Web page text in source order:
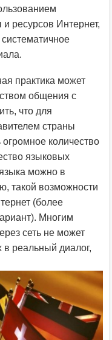
ресурсов Интернет,
практика может
общения с
что для
страны
количество
языковых
можно в
такой возможности
(более
Многим
сеть не может
в реальный диалог,